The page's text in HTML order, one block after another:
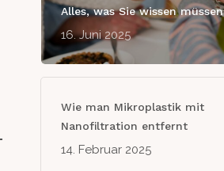
Alles, was Sie wissen müssen
16. Juni 2025
Wie man Mikroplastik mit
Nanofiltration entfernt
14. Februar 2025